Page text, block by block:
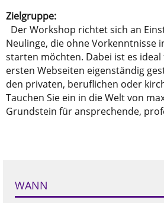
Zielgruppe:
Der Workshop richtet sich an
Neulinge, die ohne Vorkenntnisse
starten möchten. Dabei ist es
ersten Webseiten eigenständig
den privaten, beruflichen oder
Tauchen Sie ein in die Welt von
Grundstein für ansprechende,
WANN